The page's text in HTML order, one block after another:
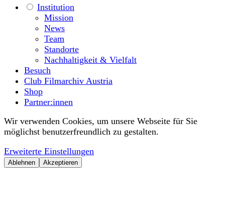
Institution
Mission
News
Team
Standorte
Nachhaltigkeit & Vielfalt
Besuch
Club Filmarchiv Austria
Shop
Partner:innen
Wir verwenden Cookies, um unsere Webseite für Sie
möglichst benutzerfreundlich zu gestalten.
Erweiterte Einstellungen
Ablehnen Akzeptieren